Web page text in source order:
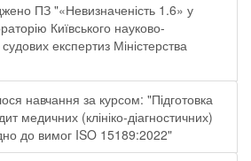
ПЗ "«Невизначеність 1.6» у
Київського науково-
судових експертиз Міністерства
навчання за курсом: "Підготовка
медичних (клініко-діагностичних)
до вимог ISO 15189:2022"